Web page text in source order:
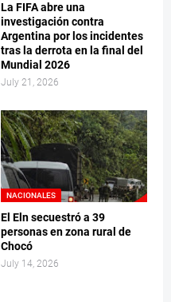
La FIFA abre una
investigación contra
Argentina por los incidentes
tras la derrota en la final del
Mundial 2026
July 21, 2026
NACIONALES
El Eln secuestró a 39
personas en zona rural de
Chocó
July 14, 2026